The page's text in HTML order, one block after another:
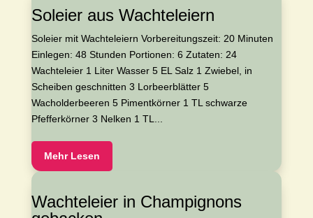
Soleier aus Wachteleiern
Soleier mit Wachteleiern Vorbereitungszeit: 20 Minuten
Einlegen: 48 Stunden Portionen: 6 Zutaten: 24
Wachteleier 1 Liter Wasser 5 EL Salz 1 Zwiebel, in
Scheiben geschnitten 3 Lorbeerblätter 5
Wacholderbeeren 5 Pimentkörner 1 TL schwarze
Pfefferkörner 3 Nelken 1 TL...
Mehr Lesen
Wachteleier in Champignons